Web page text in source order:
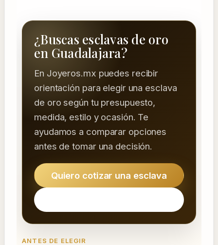
¿Buscas esclavas de oro
en Guadalajara?
En Joyeros.mx puedes recibir
orientación para elegir una esclava
de oro según tu presupuesto,
medida, estilo y ocasión. Te
ayudamos a comparar opciones
antes de tomar una decisión.
Quiero cotizar una esclava
ANTES DE ELEGIR